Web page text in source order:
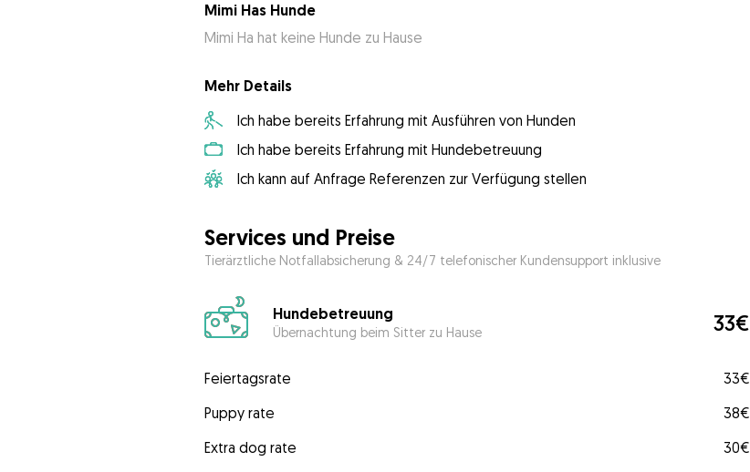
Mimi Has Hunde
Mimi Ha hat keine Hunde zu Hause
Mehr Details
Ich habe bereits Erfahrung mit Ausführen von Hunden
Ich habe bereits Erfahrung mit Hundebetreuung
Ich kann auf Anfrage Referenzen zur Verfügung stellen
Services und Preise
Tierärztliche Notfallabsicherung & 24/7 telefonischer Kundensupport inklusive
Hundebetreuung
Übernachtung beim Sitter zu Hause 33€
Feiertagsrate
33€
Puppy rate
38€
Extra dog rate
30€